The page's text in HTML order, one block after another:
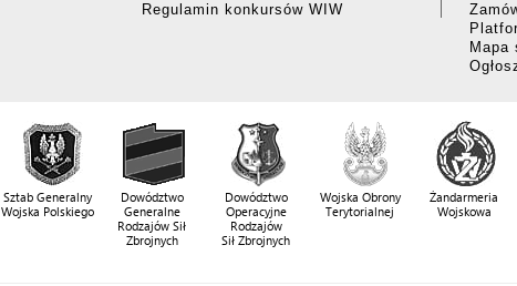
Regulamin konkursów WIW
Mapa
Sztab Generalny
Wojska Polskiego
Dowództwo
Generalne
Rodzajów Sił
Zbrojnych
Dowództwo
Operacyjne
Rodzajów
Sił Zbrojnych
Wojska Obrony
Terytorialnej
Żandarmeria
Wojskowa